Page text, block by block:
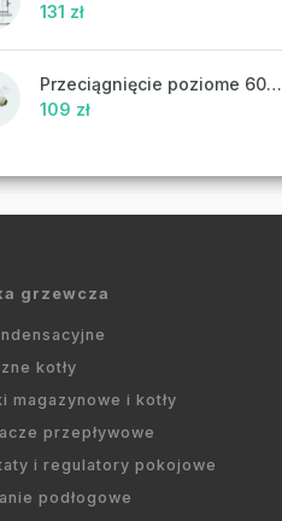
131 zł
Przeciągnięcie poziome 60/100 mm
109 zł
grzewcza
kotły
magazynowe i kotły
przepływowe
i regulatory pokojowe
podłogowe